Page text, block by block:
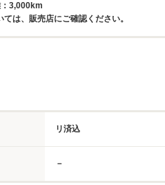
3,000km
は、販売店にご確認ください。
リ済込
－